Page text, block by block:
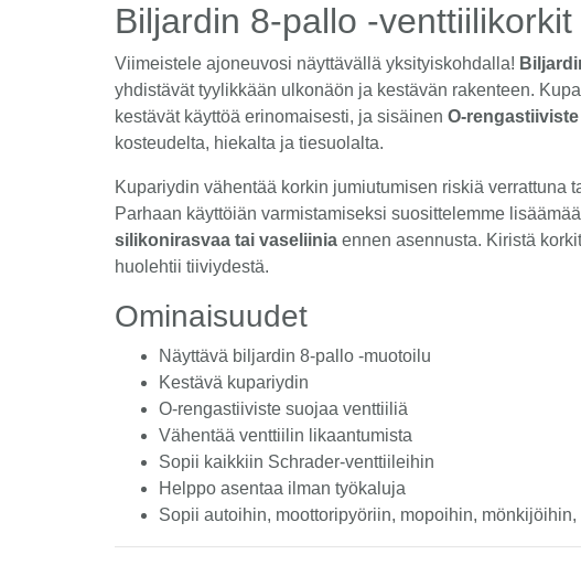
Biljardin 8-pallo -
Viimeistele ajoneuvosi näyttävällä yksityiskohdalla!
yhdistävät tyylikkään ulkonäön ja kestävän rakenteen.
kestävät käyttöä erinomaisesti, ja sisäinen O-rengastiiviste
kosteudelta, hiekalta ja tiesuolalta.
Kupariydin vähentää korkin jumiutumisen riskiä verrattuna
Parhaan käyttöiän varmistamiseksi suosittelemme
silikonirasvaa tai vaseliinia ennen asennusta. Kiristä
huolehtii tiiviydestä.
Ominaisuudet
Näyttävä biljardin 8-pallo -muotoilu
Kestävä kupariydin
O-rengastiiviste suojaa venttiiliä
Vähentää venttiilin likaantumista
Sopii kaikkiin Schrader-venttiileihin
Helppo asentaa ilman työkaluja
Sopii autoihin, moottoripyöriin, mopoihin,